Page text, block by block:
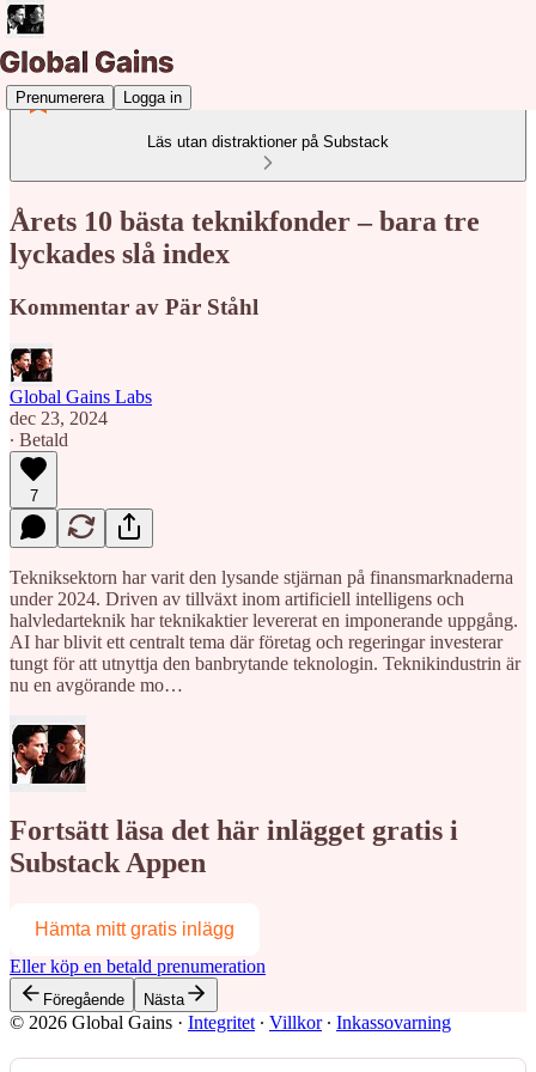
Prenumerera Logga in
Läs utan distraktioner på Substack
Årets 10 bästa teknikfonder – bara tre
lyckades slå index
Kommentar av Pär Ståhl
Global Gains Labs
dec 23, 2024
∙ Betald
7
Tekniksektorn har varit den lysande stjärnan på finansmarknaderna
under 2024. Driven av tillväxt inom artificiell intelligens och
halvledarteknik har teknikaktier levererat en imponerande uppgång.
AI har blivit ett centralt tema där företag och regeringar investerar
tungt för att utnyttja den banbrytande teknologin. Teknikindustrin är
nu en avgörande mo…
Fortsätt läsa det här inlägget gratis i
Substack Appen
Hämta mitt gratis inlägg
Eller köp en betald prenumeration
Föregående Nästa
© 2026 Global Gains · Integritet ∙ Villkor∙ Inkassovarning